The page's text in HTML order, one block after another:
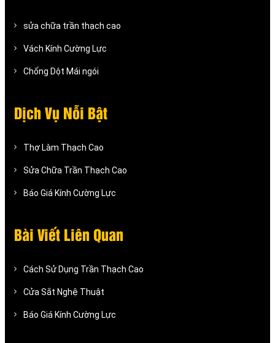
sửa chữa trần thạch cao
Vách Kính Cường Lực
Chống Dột Mái ngói
Dịch Vụ Nỗi Bật
Thợ Làm Thạch Cao
Sửa Chữa Trần Thạch Cao
Báo Giá Kính Cường Lực
Bài Viết Liên Quan
Cách Sử Dụng Trần Thạch Cao
Cửa Sắt Nghệ Thuật
Báo Giá Kính Cường Lực